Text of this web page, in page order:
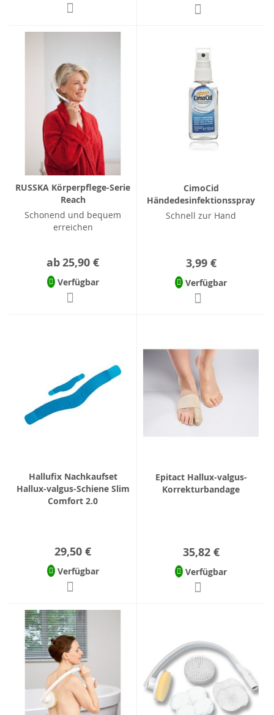
RUSSKA Körperpflege-Serie
Reach
Schonend und bequem
erreichen
ab25,90 €
Verfügbar
CimoCid
Händedesinfektionsspray
Schnell zur Hand
3,99 €
Verfügbar
Hallufix Nachkaufset
Hallux-valgus-Schiene Slim
Comfort 2.0
29,50 €
Verfügbar
Epitact Hallux-valgus-
Korrekturbandage
35,82 €
Verfügbar